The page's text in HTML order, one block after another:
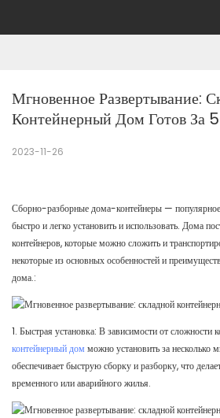
Мгновенное Развертывание:
Контейнерный Дом Готов За
2023-11-26
Сборно-разборные дома-контейнеры —
быстро и легко установить и использовать. Дома
контейнеров, которые можно сложить и
некоторые из основных особенностей и
дома.:
1. Быстрая установка: В зависимости от сложности
контейнерный дом можно установить за несколько
обеспечивает быструю сборку и разборку, что
временного или аварийного жилья.